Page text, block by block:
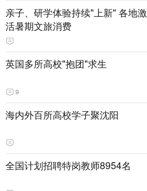
亲子、研学体验持续"上新" 各地激
活暑期文旅消费
英国多所高校"抱团"求生
9
海内外百所高校学子聚沈阳
全国计划招聘特岗教师8954名